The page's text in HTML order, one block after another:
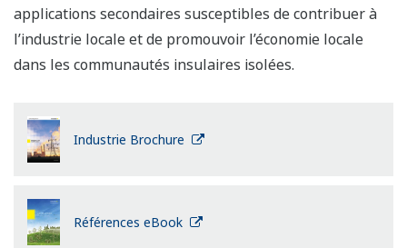
applications secondaires susceptibles de contribuer à
l’industrie locale et de promouvoir l’économie locale
dans les communautés insulaires isolées.
Industrie Brochure
Références eBook